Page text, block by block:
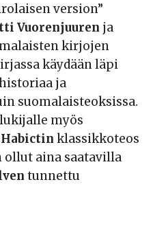
version”
Vuorenjuuren ja
kirjojen
käydään läpi
ja
suomalaisteoksissa.
myös
klassikkoteos
ollut aina saatavilla
tunnettu